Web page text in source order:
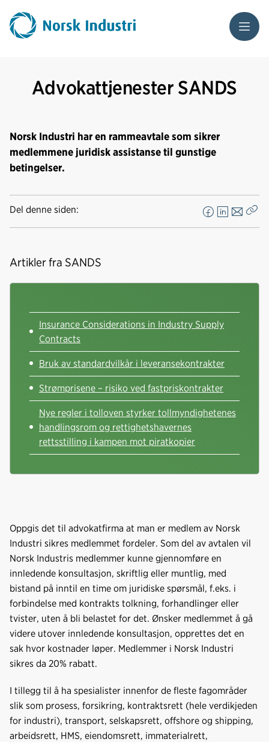
Meny
Advokattjenester SANDS
Norsk Industri har en rammeavtale som sikrer
medlemmene juridisk assistanse til gunstige
betingelser.
Del denne siden:
F
a
L
i
n
E
-
Artikler fra SANDS
Insurance Considerations in Industry Supply
Contracts
Bruk av standardvilkår i leveransekontrakter
Strømprisene – risiko ved fastpriskontrakter
Nye regler i tolloven styrker tollmyndighetenes
handlingsrom og rettighetshavernes
rettsstilling i kampen mot piratkopier
Oppgis det til advokatfirma at man er medlem av Norsk
Industri sikres medlemmet fordeler. Som del av avtalen vil
Norsk Industris medlemmer kunne gjennomføre en
innledende konsultasjon, skriftlig eller muntlig, med
bistand på inntil en time om juridiske spørsmål, f.eks. i
forbindelse med kontrakts tolkning, forhandlinger eller
tvister, uten å bli belastet for det. Ønsker medlemmet å gå
videre utover innledende konsultasjon, opprettes det en
sak hvor kostnader løper. Medlemmer i Norsk Industri
sikres da 20% rabatt.
I tillegg til å ha spesialister innenfor de fleste fagområder
slik som prosess, forsikring, kontraktsrett (hele verdikjeden
for industri), transport, selskapsrett, offshore og shipping,
arbeidsrett, HMS, eiendomsrett, immaterialrett,